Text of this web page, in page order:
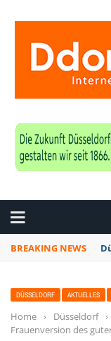
BREAKING NEWS
DÜSSELDORF AKTUELLES
Home › Düsseldorf ›
Frauenversion des